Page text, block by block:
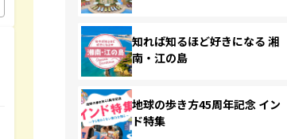
知れば知るほど好きになる 湘
南・江の島
地球の歩き方45周年記念 イン
ド特集